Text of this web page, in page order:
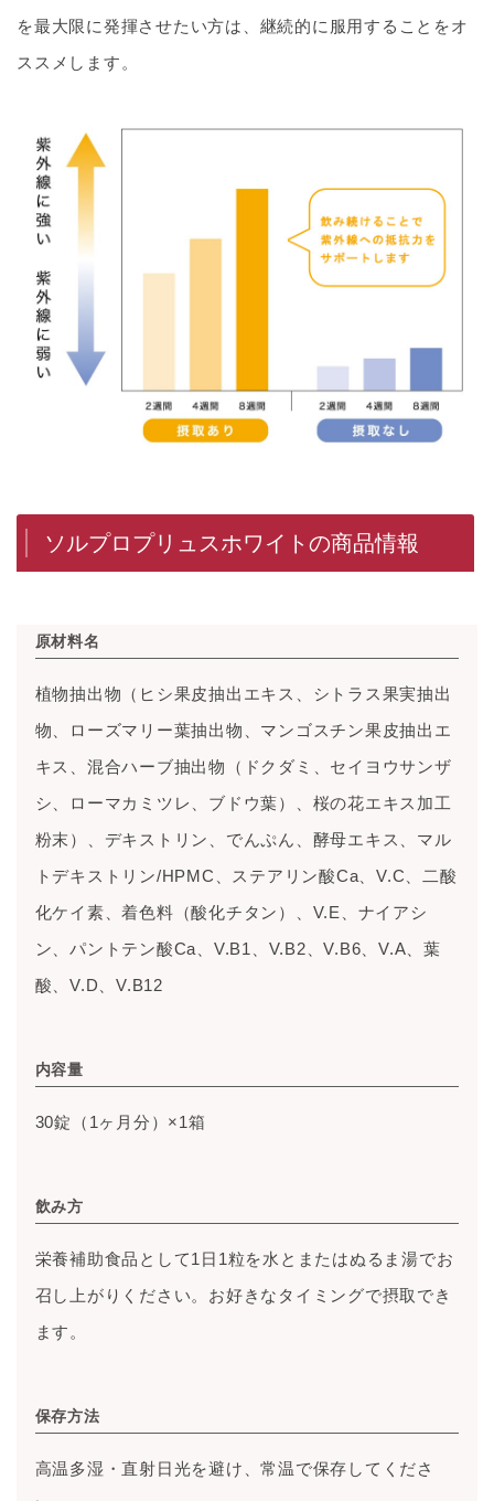
を最大限に発揮させたい方は、継続的に服用することをオ
ススメします。
ソルプロプリュスホワイトの商品情報
原材料名
植物抽出物（ヒシ果皮抽出エキス、シトラス果実抽出
物、ローズマリー葉抽出物、マンゴスチン果皮抽出エ
キス、混合ハーブ抽出物（ドクダミ、セイヨウサンザ
シ、ローマカミツレ、ブドウ葉）、桜の花エキス加工
粉末）、デキストリン、でんぷん、酵母エキス、マル
トデキストリン/HPMC、ステアリン酸Ca、V.C、二酸
化ケイ素、着色料（酸化チタン）、V.E、ナイアシ
ン、パントテン酸Ca、V.B1、V.B2、V.B6、V.A、葉
酸、V.D、V.B12
内容量
30錠（1ヶ月分）×1箱
飲み方
栄養補助食品として1日1粒を水とまたはぬるま湯でお
召し上がりください。お好きなタイミングで摂取でき
ます。
保存方法
高温多湿・直射日光を避け、常温で保存してくださ